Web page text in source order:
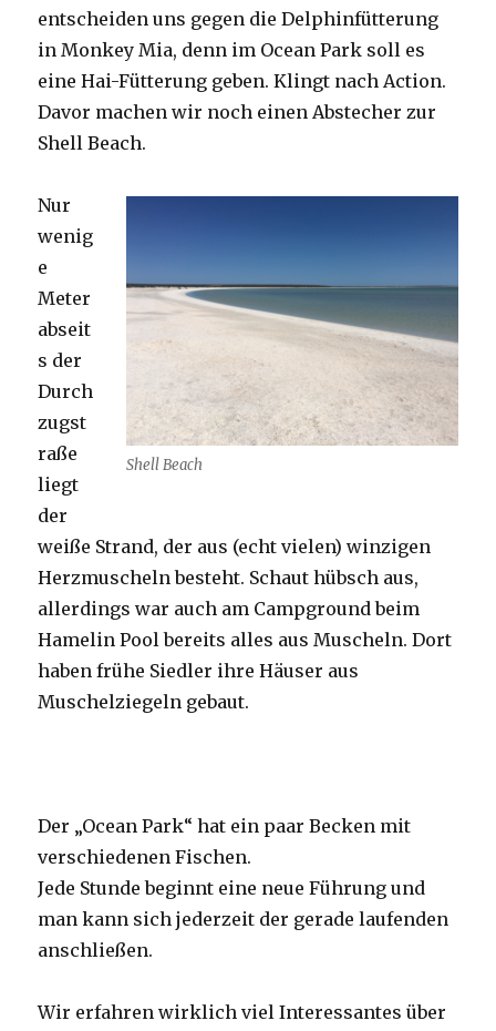
entscheiden uns gegen die Delphinfütterung
in Monkey Mia, denn im Ocean Park soll es
eine Hai-Fütterung geben. Klingt nach Action.
Davor machen wir noch einen Abstecher zur
Shell Beach.
Shell Beach
Nur
wenig
e
Meter
abseit
s der
Durch
zugst
raße
liegt
der
weiße Strand, der aus (echt vielen) winzigen
Herzmuscheln besteht. Schaut hübsch aus,
allerdings war auch am Campground beim
Hamelin Pool bereits alles aus Muscheln. Dort
haben frühe Siedler ihre Häuser aus
Muschelziegeln gebaut.
Der „Ocean Park“ hat ein paar Becken mit
verschiedenen Fischen.
Jede Stunde beginnt eine neue Führung und
man kann sich jederzeit der gerade laufenden
anschließen.
Wir erfahren wirklich viel Interessantes über